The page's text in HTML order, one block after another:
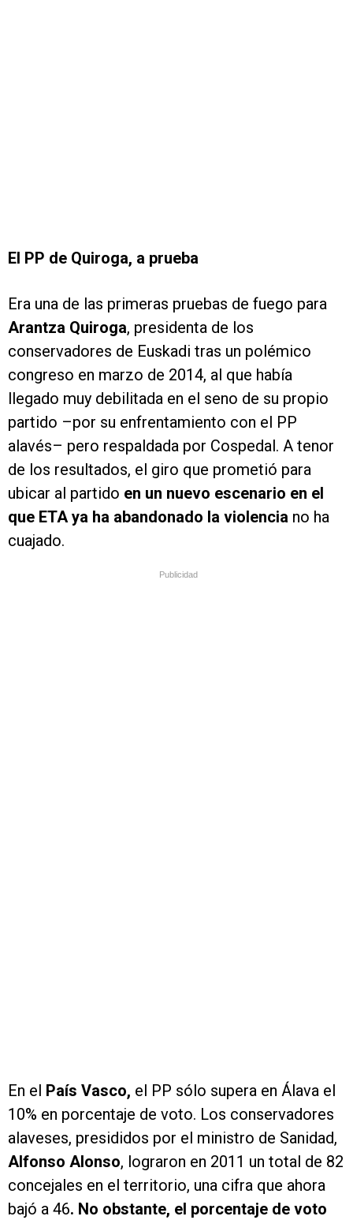
El PP de Quiroga, a prueba
Era una de las primeras pruebas de fuego para
Arantza Quiroga, presidenta de los
conservadores de Euskadi tras un polémico
congreso en marzo de 2014, al que había
llegado muy debilitada en el seno de su propio
partido –por su enfrentamiento con el PP
alavés– pero respaldada por Cospedal. A tenor
de los resultados, el giro que prometió para
ubicar al partido en un nuevo escenario en el
que ETA ya ha abandonado la violencia no ha
cuajado.
Publicidad
En el País Vasco, el PP sólo supera en Álava el
10% en porcentaje de voto. Los conservadores
alaveses, presididos por el ministro de Sanidad,
Alfonso Alonso, lograron en 2011 un total de 82
concejales en el territorio, una cifra que ahora
bajó a 46. No obstante, el porcentaje de voto